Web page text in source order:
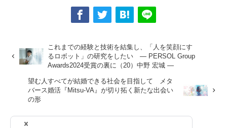
これまでの経験と技術を結集し、「人を笑顔にす
るロボット」の研究をしたい ― PERSOL Group
Awards2024受賞の裏に（20）中野 宏城 ―
望む人すべてが結婚できる社会を目指して メタ
バース婚活『Mitsu-VA』が切り拓く新たな出会い
の形